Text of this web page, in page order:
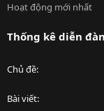
Hoạt động mới nhất
Thống kê diễn đàn
Chủ đề
Bài viết